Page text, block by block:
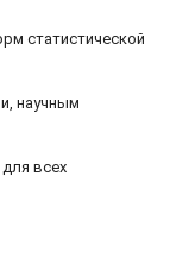
статистической
научным
всех